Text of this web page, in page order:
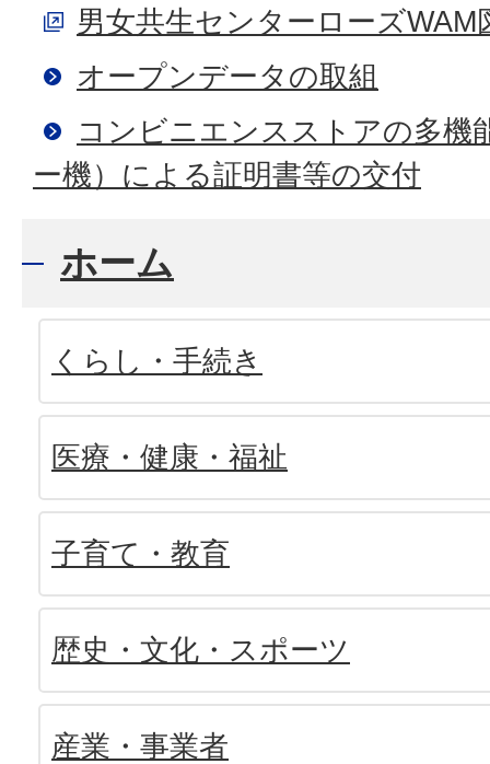
男女共生センターローズWAM
オープンデータの取組
コンビニエンスストアの多機
ー機）による証明書等の交付
ホーム
くらし・手続き
医療・健康・福祉
子育て・教育
歴史・文化・スポーツ
産業・事業者